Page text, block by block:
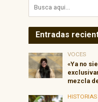
Entradas
VOCES
«Ya no
mezcla
HISTORIAS